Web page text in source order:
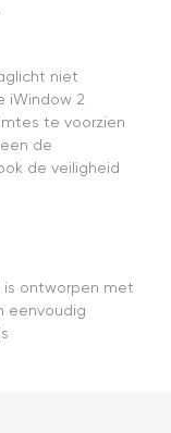
niet
iWindow 2
te voorzien
de
de veiligheid
is ontworpen met
eenvoudig